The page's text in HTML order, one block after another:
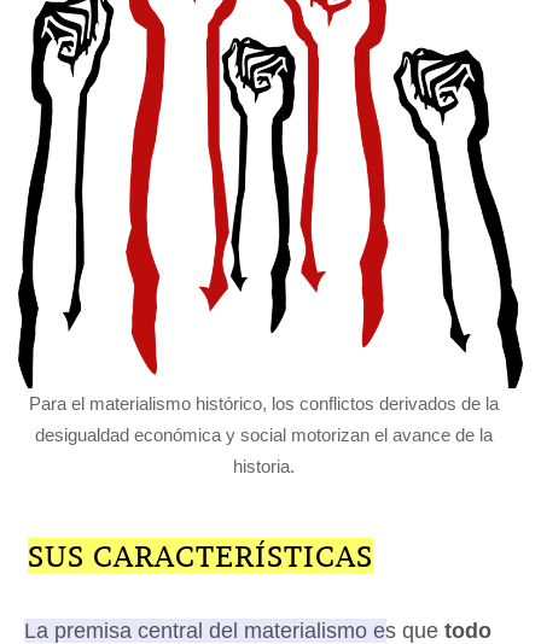
Para el materialismo histórico, los conflictos derivados de la
desigualdad económica y social motorizan el avance de la
historia.
SUS CARACTERÍSTICAS
La premisa central del materialismo es que todo